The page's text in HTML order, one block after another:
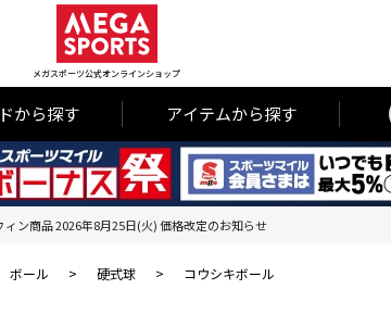
メガスポーツ公式オンラインショップ
から探す アイテムから探す
ィン商品 2026年8月25日(火) 価格改定のお知らせ
ボール > 硬式球 > コウシキボール